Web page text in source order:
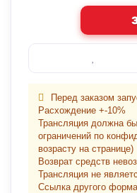
Перед заказом
Расхождение +-10%
Трансляция должна
ограничений по
возрасту на странице)
Возврат средств
Трансляция не
Ссылка другого